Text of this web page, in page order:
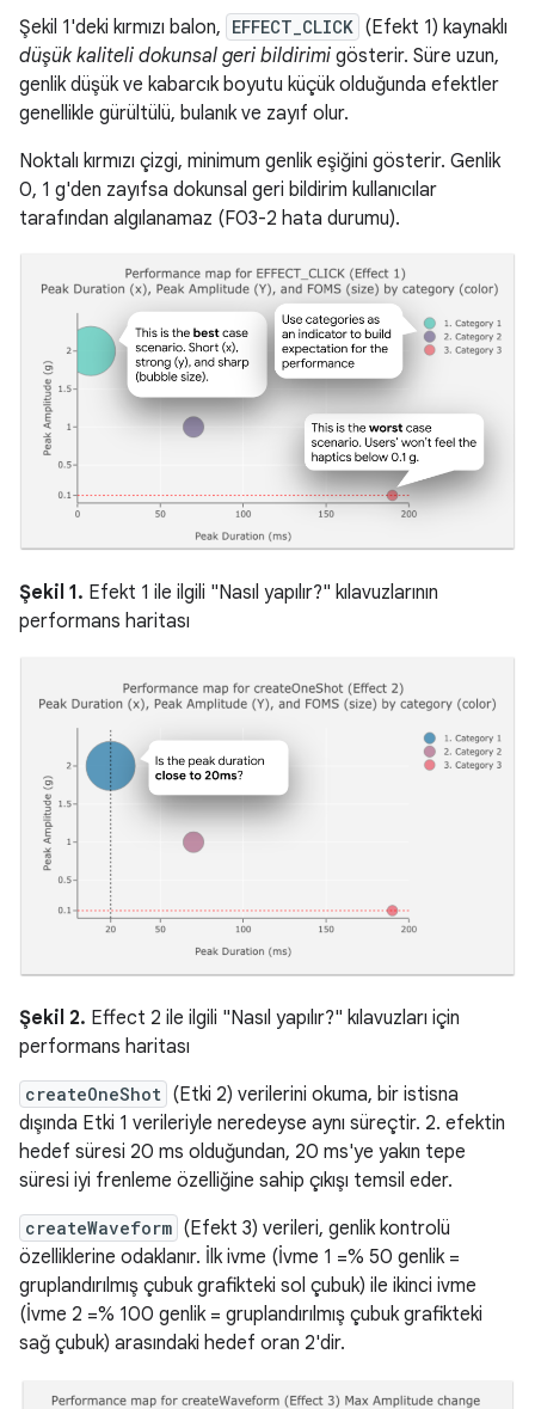
Şekil 1'deki kırmızı balon, EFFECT_CLICK (Efekt 1) kaynaklı
düşük kaliteli dokunsal geri bildirimi gösterir. Süre uzun,
genlik düşük ve kabarcık boyutu küçük olduğunda efektler
genellikle gürültülü, bulanık ve zayıf olur.
Noktalı kırmızı çizgi, minimum genlik eşiğini gösterir. Genlik
0, 1 g'den zayıfsa dokunsal geri bildirim kullanıcılar
tarafından algılanamaz (F03-2 hata durumu).
Şekil 1. Efekt 1 ile ilgili "Nasıl yapılır?" kılavuzlarının
performans haritası
Şekil 2. Effect 2 ile ilgili "Nasıl yapılır?" kılavuzları için
performans haritası
createOneShot (Etki 2) verilerini okuma, bir istisna
dışında Etki 1 verileriyle neredeyse aynı süreçtir. 2. efektin
hedef süresi 20 ms olduğundan, 20 ms'ye yakın tepe
süresi iyi frenleme özelliğine sahip çıkışı temsil eder.
createWaveform (Efekt 3) verileri, genlik kontrolü
özelliklerine odaklanır. İlk ivme (İvme 1 =% 50 genlik =
gruplandırılmış çubuk grafikteki sol çubuk) ile ikinci ivme
(İvme 2 =% 100 genlik = gruplandırılmış çubuk grafikteki
sağ çubuk) arasındaki hedef oran 2'dir.